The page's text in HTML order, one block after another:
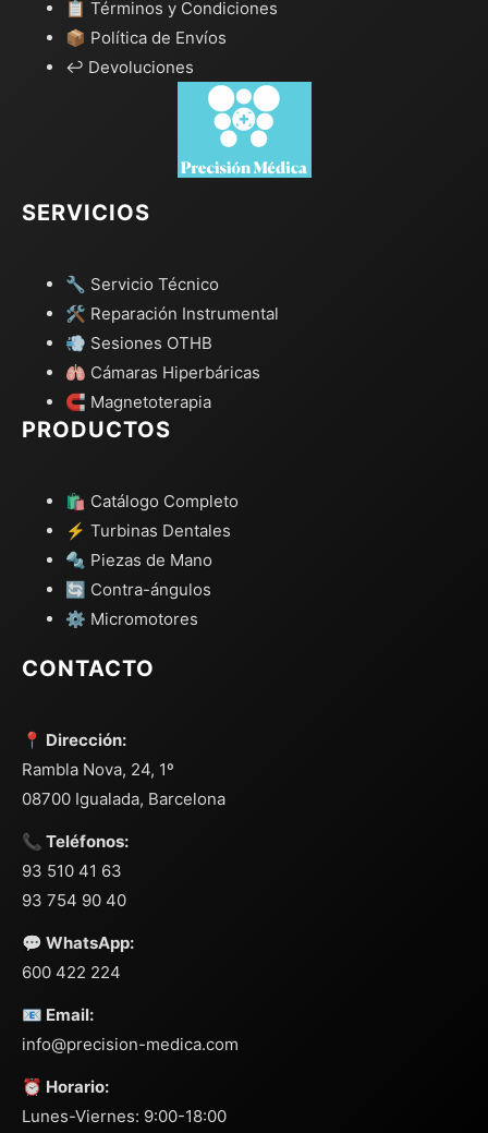
📋 Términos y Condiciones
📦 Política de Envíos
↩️ Devoluciones
SERVICIOS
🔧 Servicio Técnico
🛠️ Reparación Instrumental
💨 Sesiones OTHB
🫁 Cámaras Hiperbáricas
🧲 Magnetoterapia
PRODUCTOS
🛍️ Catálogo Completo
⚡ Turbinas Dentales
🔩 Piezas de Mano
🔄 Contra-ángulos
⚙️ Micromotores
CONTACTO
📍 Dirección:
Rambla Nova, 24, 1º
08700 Igualada, Barcelona
📞 Teléfonos:
93 510 41 63
93 754 90 40
💬 WhatsApp:
600 422 224
📧 Email:
info@precision-medica.com
⏰ Horario:
Lunes-Viernes: 9:00-18:00